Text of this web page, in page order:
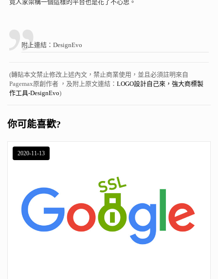
竟人家架構一個這樣的平台也是花了不心思。
附上連結：DesignEvo
(轉貼本文禁止修改上述內文，禁止商業使用，並且必須註明來自
Pagemax原創作者 ，及附上原文連結：LOGO設計自己來，強大商標製
作工具-DesignEvo)
你可能喜歡?
2020-11-13